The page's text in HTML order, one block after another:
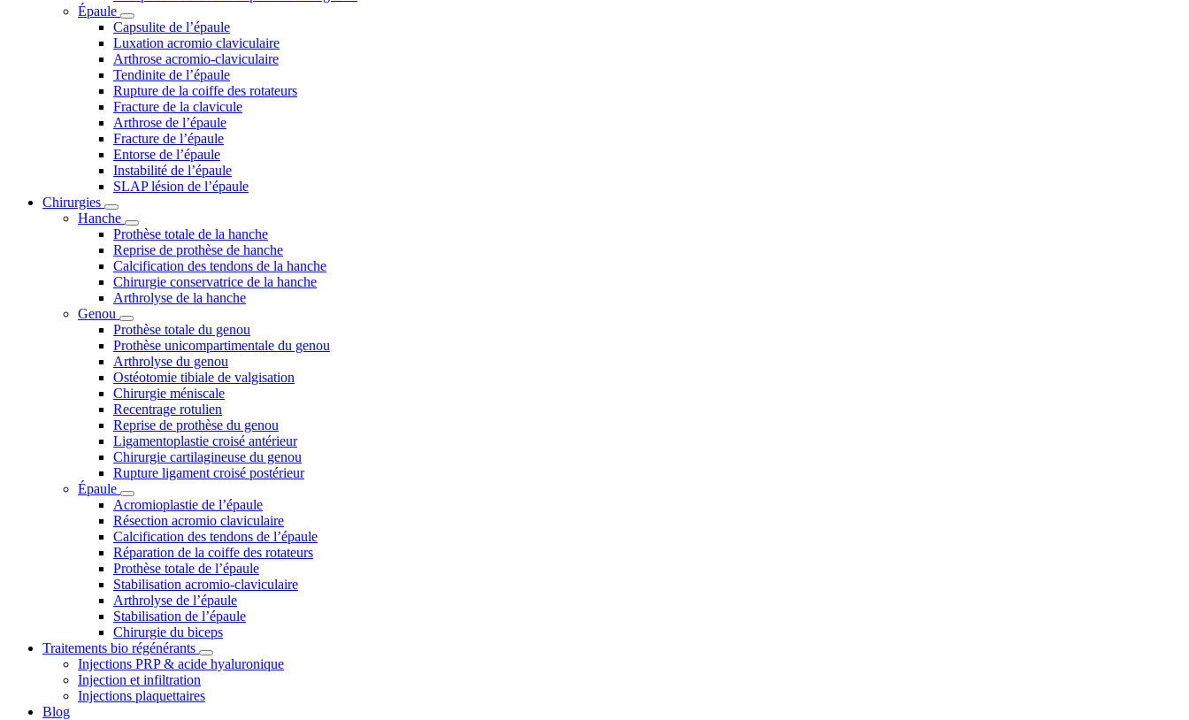
Épaule
Capsulite de l’épaule
Luxation acromio claviculaire
Arthrose acromio-claviculaire
Tendinite de l’épaule
Rupture de la coiffe des rotateurs
Fracture de la clavicule
Arthrose de l’épaule
Fracture de l’épaule
Entorse de l’épaule
Instabilité de l’épaule
SLAP lésion de l’épaule
Chirurgies
Hanche
Prothèse totale de la hanche
Reprise de prothèse de hanche
Calcification des tendons de la hanche
Chirurgie conservatrice de la hanche
Arthrolyse de la hanche
Genou
Prothèse totale du genou
Prothèse unicompartimentale du genou
Arthrolyse du genou
Ostéotomie tibiale de valgisation
Chirurgie méniscale
Recentrage rotulien
Reprise de prothèse du genou
Ligamentoplastie croisé antérieur
Chirurgie cartilagineuse du genou
Rupture ligament croisé postérieur
Épaule
Acromioplastie de l’épaule
Résection acromio claviculaire
Calcification des tendons de l’épaule
Réparation de la coiffe des rotateurs
Prothèse totale de l’épaule
Stabilisation acromio-claviculaire
Arthrolyse de l’épaule
Stabilisation de l’épaule
Chirurgie du biceps
Traitements bio régénérants
Injections PRP & acide hyaluronique
Injection et infiltration
Injections plaquettaires
Blog